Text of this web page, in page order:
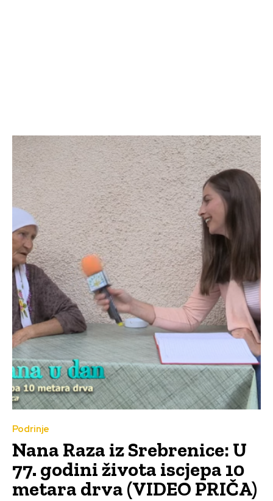
Podrinje
Nana Raza iz Srebrenice: U
77. godini života iscjepa 10
metara drva (VIDEO PRIČA)